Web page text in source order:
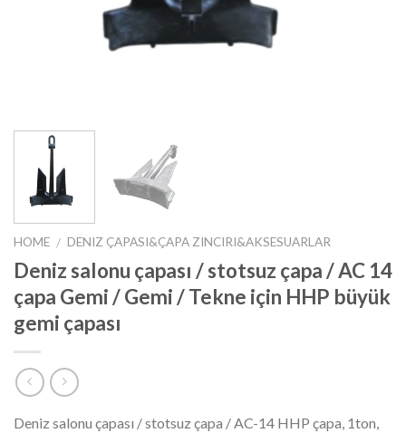
HOME / DENIZ ÇAPASI&ÇAPA ZINCIRI&AKSESUARLAR
Deniz salonu çapası / stotsuz çapa / AC 14
çapa Gemi / Gemi / Tekne için HHP büyük
gemi çapası
Deniz salonu çapası / stotsuz çapa / AC-14 HHP çapa, 1ton,